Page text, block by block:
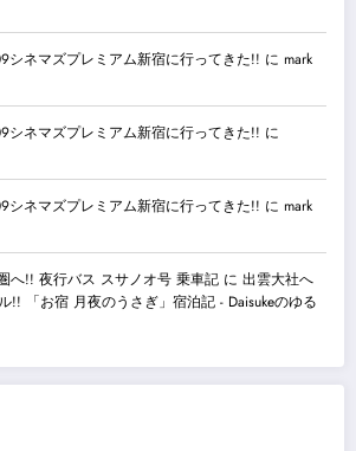
シネマズプレミアム新宿に行ってきた!! に mark
シネマズプレミアム新宿に行ってきた!! に
シネマズプレミアム新宿に行ってきた!! に mark
へ!! 夜行バス スサノオ号 乗車記 に 出雲大社へ
!! 「お宿 月夜のうさぎ」宿泊記 - Daisukeのゆる